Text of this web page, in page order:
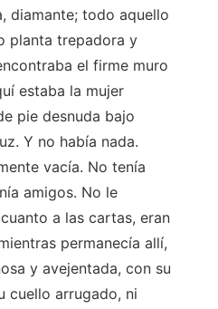
diamante; todo aquello
planta trepadora y
el firme muro
estaba la mujer
pie desnuda bajo
Y no había nada.
vacía. No tenía
amigos. No le
a las cartas, eran
permanecía allí,
y avejentada, con su
cuello arrugado, ni